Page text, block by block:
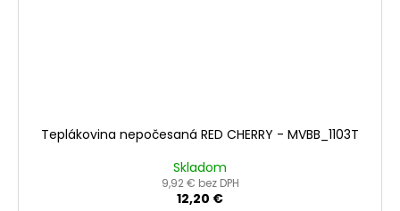
Teplákovina nepočesaná RED CHERRY - MVBB_1103T
Skladom
9,92 € bez DPH
12,20 €